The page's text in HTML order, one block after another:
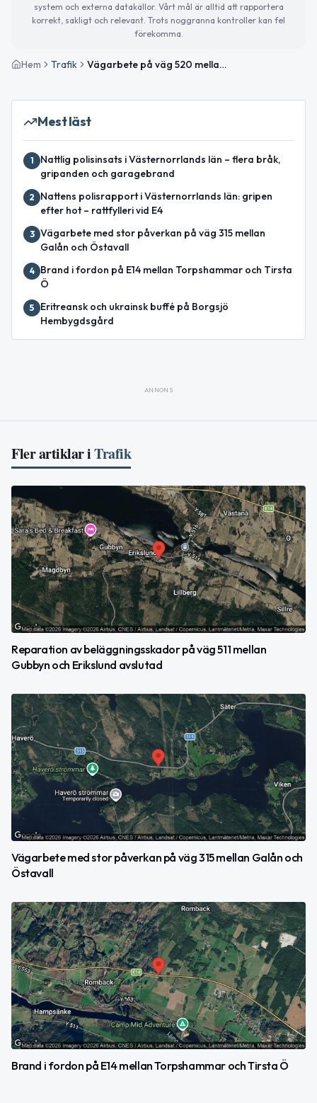
system och externa datakällor. Vårt mål är alltid att rapportera
korrekt, sakligt och relevant. Trots noggranna kontroller kan fel
förekomma.
Hem Trafik Vägarbete på väg 520 mellan Johannisberg och Ö S avslutat
Mest läst
1
Nattlig polisinsats i Västernorrlands län – flera bråk,
gripanden och garagebrand
2
Nattens polisrapport i Västernorrlands län: gripen
efter hot – rattfylleri vid E4
3 Vägarbete med stor påverkan på väg 315 mellan
Galån och Östavall
4
Brand i fordon på E14 mellan Torpshammar och Tirsta
Ö
5
Eritreansk och ukrainsk buffé på Borgsjö
Hembygdsgård
ANNONS
Fler artiklar iTrafik
Reparation av beläggningsskador på väg 511 mellan
Gubbyn och Erikslund avslutad
Vägarbete med stor påverkan på väg 315 mellan Galån och
Östavall
Brand i fordon på E14 mellan Torpshammar och Tirsta Ö